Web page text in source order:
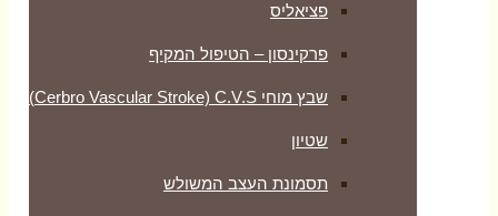
פציאליס
פרקינסון – הטיפול המקיף
שבץ מוחי Cerbro Vascular Stroke) C.V.S)
שטיון
תסמונת העצב המשולש